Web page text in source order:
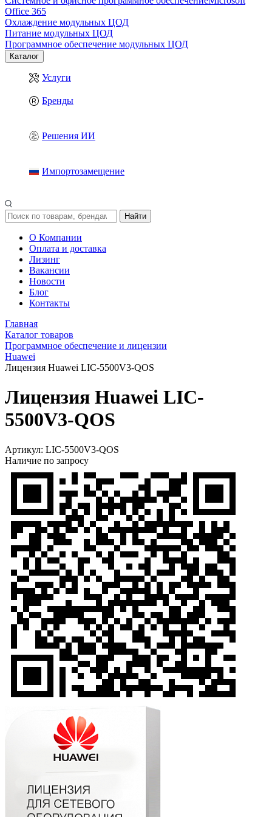
Office 365
Охлаждение модульных ЦОД
Питание модульных ЦОД
Программное обеспечение модульных ЦОД
Каталог
Услуги
Бренды
Решения ИИ
Импортозамещение
Найти
О Компании
Оплата и доставка
Лизинг
Вакансии
Новости
Блог
Контакты
Главная
Каталог товаров
Программное обеспечение и лицензии
Huawei
Лицензия Huawei LIC-5500V3-QOS
Лицензия Huawei LIC-
5500V3-QOS
Артикул: LIC-5500V3-QOS
Наличие по запросу